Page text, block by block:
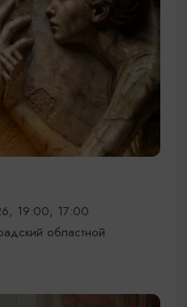
19:00, 17:00
областной